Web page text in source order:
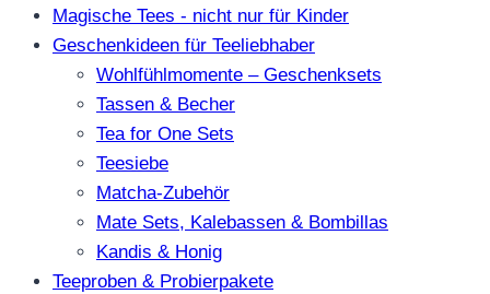
Magische Tees - nicht nur für Kinder
Geschenkideen für Teeliebhaber
Wohlfühlmomente – Geschenksets
Tassen & Becher
Tea for One Sets
Teesiebe
Matcha-Zubehör
Mate Sets, Kalebassen & Bombillas
Kandis & Honig
Teeproben & Probierpakete